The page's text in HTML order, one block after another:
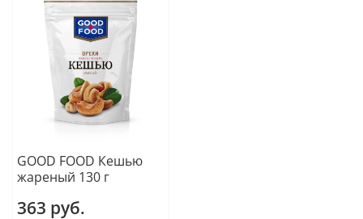
GOOD FOOD Кешью
жареный 130 г
363 руб.